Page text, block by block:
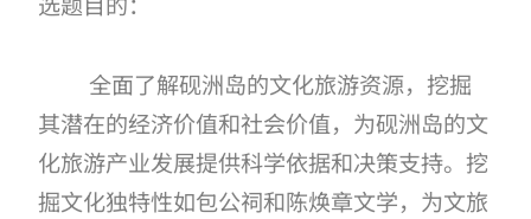
全面了解砚洲岛的文化旅游资源，挖掘
其潜在的经济价值和社会价值，为砚洲岛的文
化旅游产业发展提供科学依据和决策支持。挖
掘文化独特性如包公祠和陈焕章文学，为文旅